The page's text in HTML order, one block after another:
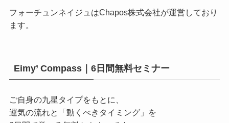
フォーチュンネイジュはChapos株式会社が運営しており
ます。
Eimy’ Compass｜6日間無料セミナー
ご自身の九星タイプをもとに、
運気の流れと「動くべきタイミング」を